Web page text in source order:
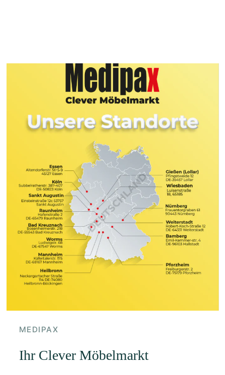
MEDIPAX
Ihr Clever Möbelmarkt